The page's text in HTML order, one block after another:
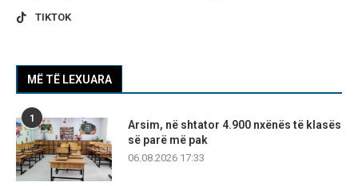
TIKTOK
MË TË LEXUARA
1
Arsim, në shtator 4.900 nxënës të klasës
së parë më pak
06.08.2026 17:33